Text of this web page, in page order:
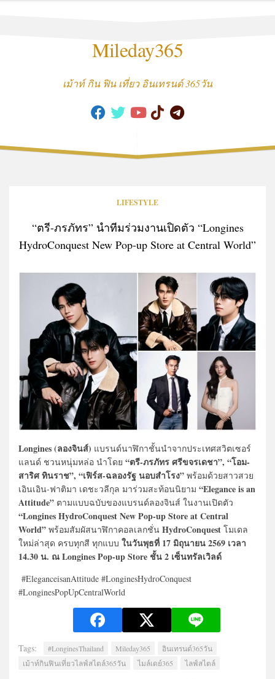
Mileday365
เม้าท์ กิน ฟิน เที่ยว อินเทรนด์ 365วัน
LIFESTYLE
“ตรี-ภรภัทร” นำทีมร่วมงานเปิดตัว “Longines
HydroConquest New Pop-up Store at Central World”
Longines (ลองจินส์) แบรนด์นาฬิกาชั้นนำจากประเทศสวิตเซอร์
แลนด์ ชวนหนุ่มหล่อ นำโดย “ตรี-ภรภัทร ศรีขจรเดชา”, “โอม-
สาริศ ทินราช”, “เฟิร์ส-ฉลองรัฐ นอบสำโรง” พร้อมด้วยสาวสวย
เอินเอิน-ฟาติมา เดชะวลีกุล มาร่วมสะท้อนนิยาม “Elegance is an
Attitude” ตามแบบฉบับของแบรนด์ลองจินส์ ในงานเปิดตัว
“Longines HydroConquest New Pop-up Store at Central
World” พร้อมสัมผัสนาฬิกาคอลเลกชั่น HydroConquest โมเดล
ใหม่ล่าสุด ครบทุกสี ทุกแบบ ในวันพุธที่ 17 มิถุนายน 2569 เวลา
14.30 น. ณ Longines Pop-up Store ชั้น 2 เซ็นทรัลเวิลด์
#EleganceisanAttitude #LonginesHydroConquest
#LonginesPopUpCentralWorld
Tags: #LonginesThailand Mileday365
อินเทรนด์365วัน
เม้าท์กินฟินเที่ยวไลฟ์สไตล์365วัน
ไมล์เดย์365 ไลฟ์สไตล์